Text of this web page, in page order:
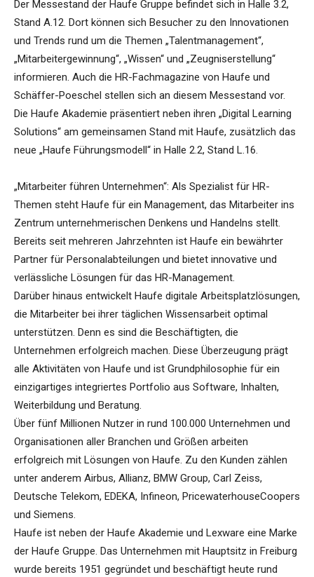
Der Messestand der Haufe Gruppe befindet sich in Halle 3.2,
Stand A.12. Dort können sich Besucher zu den Innovationen
und Trends rund um die Themen „Talentmanagement“,
„Mitarbeitergewinnung“, „Wissen“ und „Zeugniserstellung“
informieren. Auch die HR-Fachmagazine von Haufe und
Schäffer-Poeschel stellen sich an diesem Messestand vor.
Die Haufe Akademie präsentiert neben ihren „Digital Learning
Solutions“ am gemeinsamen Stand mit Haufe, zusätzlich das
neue „Haufe Führungsmodell“ in Halle 2.2, Stand L.16.
„Mitarbeiter führen Unternehmen“: Als Spezialist für HR-
Themen steht Haufe für ein Management, das Mitarbeiter ins
Zentrum unternehmerischen Denkens und Handelns stellt.
Bereits seit mehreren Jahrzehnten ist Haufe ein bewährter
Partner für Personalabteilungen und bietet innovative und
verlässliche Lösungen für das HR-Management.
Darüber hinaus entwickelt Haufe digitale Arbeitsplatzlösungen,
die Mitarbeiter bei ihrer täglichen Wissensarbeit optimal
unterstützen. Denn es sind die Beschäftigten, die
Unternehmen erfolgreich machen. Diese Überzeugung prägt
alle Aktivitäten von Haufe und ist Grundphilosophie für ein
einzigartiges integriertes Portfolio aus Software, Inhalten,
Weiterbildung und Beratung.
Über fünf Millionen Nutzer in rund 100.000 Unternehmen und
Organisationen aller Branchen und Größen arbeiten
erfolgreich mit Lösungen von Haufe. Zu den Kunden zählen
unter anderem Airbus, Allianz, BMW Group, Carl Zeiss,
Deutsche Telekom, EDEKA, Infineon, PricewaterhouseCoopers
und Siemens.
Haufe ist neben der Haufe Akademie und Lexware eine Marke
der Haufe Gruppe. Das Unternehmen mit Hauptsitz in Freiburg
wurde bereits 1951 gegründet und beschäftigt heute rund